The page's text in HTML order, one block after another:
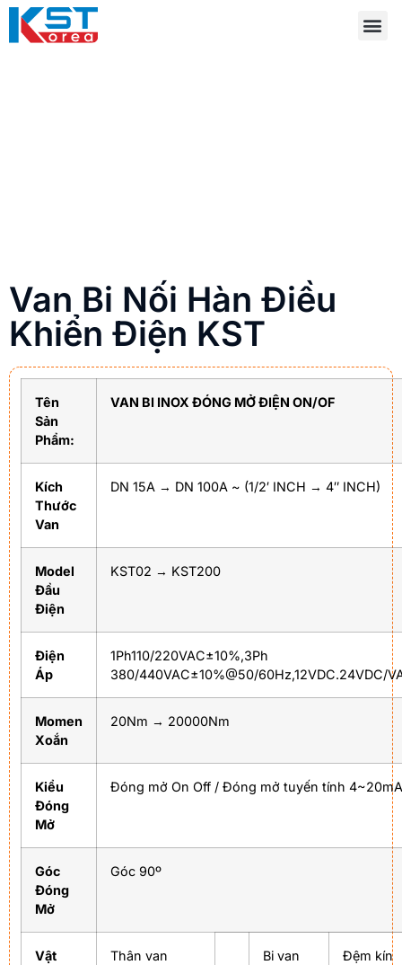
Van Bi Nối Hàn Điều
Khiển Điện KST
Tên
Sản
Phẩm:
VAN BI INOX ĐÓNG MỞ ĐIỆN ON/OF
Kích
Thước
Van
DN 15A → DN 100A ~ (1/2′ INCH → 4″ INCH)
Model
Đầu
Điện
KST02 → KST200
Điện
Áp
1Ph110/220VAC±10%,3Ph
380/440VAC±10%@50/60Hz,12VDC.24VDC/
Momen
Xoắn
20Nm → 20000Nm
Kiểu
Đóng
Mở
Đóng mở On Off / Đóng mở tuyến tính 4~20mA
Góc
Đóng
Mở
Góc 90º
Vật
Thân van
Bi van
Đệm kín